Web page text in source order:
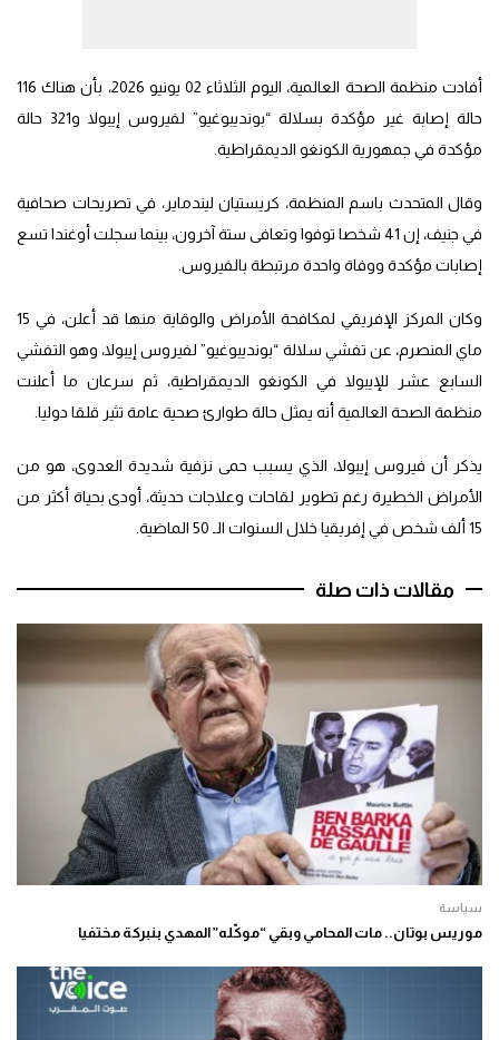
أفادت منظمة الصحة العالمية، اليوم الثلاثاء 02 يونيو 2026، بأن هناك 116
حالة إصابة غير مؤكدة بسلالة “بونديبوغيو” لفيروس إيبولا و321 حالة
مؤكدة في جمهورية الكونغو الديمقراطية.
وقال المتحدث باسم المنظمة، كريستيان ليندماير، في تصريحات صحافية
في جنيف، إن 41 شخصا توفوا وتعافى ستة آخرون، بينما سجلت أوغندا تسع
إصابات مؤكدة ووفاة واحدة مرتبطة بالفيروس.
وكان المركز الإفريقي لمكافحة الأمراض والوقاية منها قد أعلن، في 15
ماي المنصرم، عن تفشي سلالة “بونديبوغيو” لفيروس إيبولا، وهو التفشي
السابع عشر للإيبولا في الكونغو الديمقراطية، ثم سرعان ما أعلنت
منظمة الصحة العالمية أنه يمثل حالة طوارئ صحية عامة تثير قلقا دوليا.
يذكر أن فيروس إيبولا، الذي يسبب حمى نزفية شديدة العدوى، هو من
الأمراض الخطيرة رغم تطوير لقاحات وعلاجات حديثة، أودى بحياة أكثر من
15 ألف شخص في إفريقيا خلال السنوات الـ 50 الماضية.
مقالات ذات صلة
سياسة
موريس بوتان.. مات المحامي وبقي “موكّله” المهدي بنبركة مختفيا